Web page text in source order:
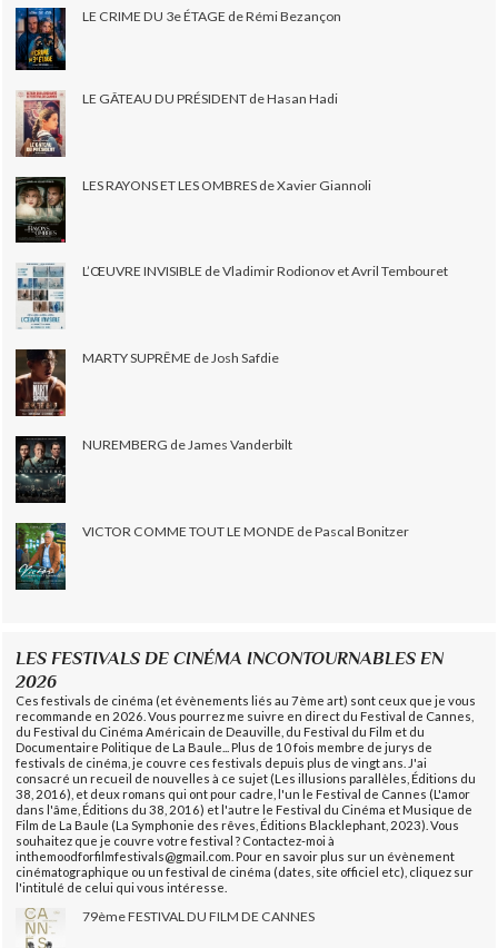
LE CRIME DU 3e ÉTAGE de Rémi Bezançon
LE GÂTEAU DU PRÉSIDENT de Hasan Hadi
LES RAYONS ET LES OMBRES de Xavier Giannoli
L’ŒUVRE INVISIBLE de Vladimir Rodionov et Avril Tembouret
MARTY SUPRÊME de Josh Safdie
NUREMBERG de James Vanderbilt
VICTOR COMME TOUT LE MONDE de Pascal Bonitzer
LES FESTIVALS DE CINÉMA INCONTOURNABLES EN
2026
Ces festivals de cinéma (et évènements liés au 7ème art) sont ceux que je vous
recommande en 2026. Vous pourrez me suivre en direct du Festival de Cannes,
du Festival du Cinéma Américain de Deauville, du Festival du Film et du
Documentaire Politique de La Baule... Plus de 10 fois membre de jurys de
festivals de cinéma, je couvre ces festivals depuis plus de vingt ans. J'ai
consacré un recueil de nouvelles à ce sujet (Les illusions parallèles, Éditions du
38, 2016), et deux romans qui ont pour cadre, l'un le Festival de Cannes (L'amor
dans l'âme, Éditions du 38, 2016) et l'autre le Festival du Cinéma et Musique de
Film de La Baule (La Symphonie des rêves, Éditions Blacklephant, 2023). Vous
souhaitez que je couvre votre festival ? Contactez-moi à
inthemoodforfilmfestivals@gmail.com. Pour en savoir plus sur un évènement
cinématographique ou un festival de cinéma (dates, site officiel etc), cliquez sur
l'intitulé de celui qui vous intéresse.
79ème FESTIVAL DU FILM DE CANNES